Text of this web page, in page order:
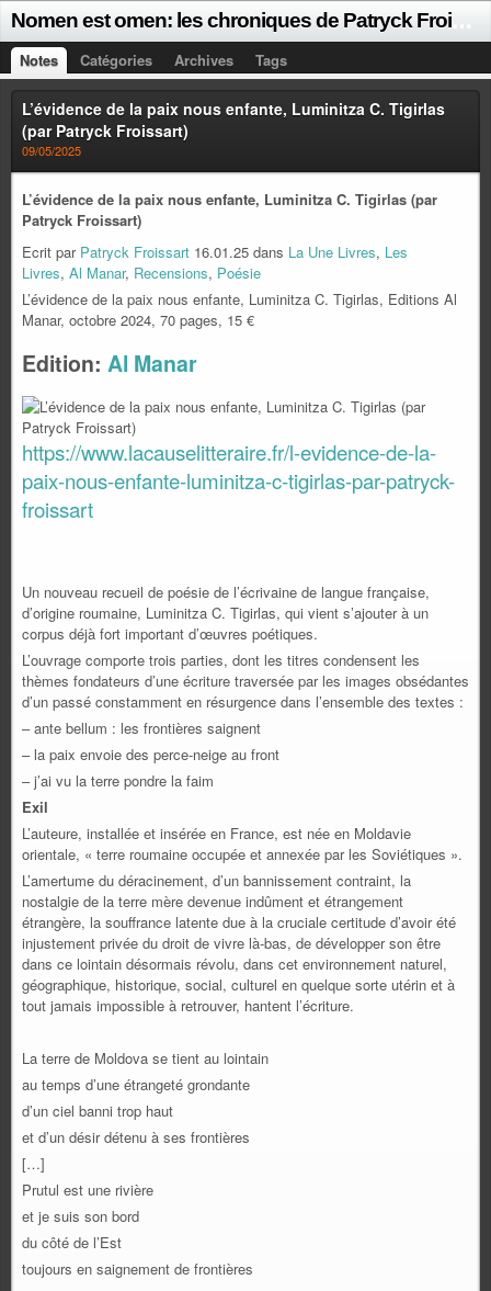
Notes Catégories Archives Tags
L’évidence de la paix nous enfante, Luminitza C. Tigirlas
(par Patryck Froissart)
09/05/2025
L’évidence de la paix nous enfante, Luminitza C. Tigirlas (par
Patryck Froissart)
Ecrit par Patryck Froissart 16.01.25 dans La Une Livres, Les
Livres, Al Manar, Recensions, Poésie
L’évidence de la paix nous enfante, Luminitza C. Tigirlas, Editions Al
Manar, octobre 2024, 70 pages, 15 €
Edition: Al Manar
https://www.lacauselitteraire.fr/l-evidence-de-la-
paix-nous-enfante-luminitza-c-tigirlas-par-patryck-
froissart
Un nouveau recueil de poésie de l’écrivaine de langue française,
d’origine roumaine, Luminitza C. Tigirlas, qui vient s’ajouter à un
corpus déjà fort important d’œuvres poétiques.
L’ouvrage comporte trois parties, dont les titres condensent les
thèmes fondateurs d’une écriture traversée par les images obsédantes
d’un passé constamment en résurgence dans l’ensemble des textes :
– ante bellum : les frontières saignent
– la paix envoie des perce-neige au front
– j’ai vu la terre pondre la faim
Exil
L’auteure, installée et insérée en France, est née en Moldavie
orientale, « terre roumaine occupée et annexée par les Soviétiques ».
L’amertume du déracinement, d’un bannissement contraint, la
nostalgie de la terre mère devenue indûment et étrangement
étrangère, la souffrance latente due à la cruciale certitude d’avoir été
injustement privée du droit de vivre là-bas, de développer son être
dans ce lointain désormais révolu, dans cet environnement naturel,
géographique, historique, social, culturel en quelque sorte utérin et à
tout jamais impossible à retrouver, hantent l’écriture.
La terre de Moldova se tient au lointain
au temps d’une étrangeté grondante
d’un ciel banni trop haut
et d’un désir détenu à ses frontières
[…]
Prutul est une rivière
et je suis son bord
du côté de l’Est
toujours en saignement de frontières